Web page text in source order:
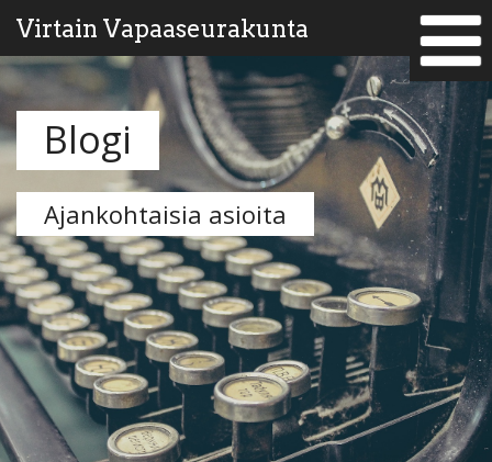
Virtain Vapaaseurakunta
Blogi
Ajankohtaisia asioita